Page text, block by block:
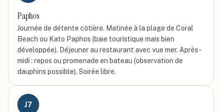
Paphos
Journée de détente côtière. Matinée à la plage de Coral
Beach ou Kato Paphos (baie touristique mais bien
développée). Déjeuner au restaurant avec vue mer. Après-
midi : repos ou promenade en bateau (observation de
dauphins possible). Soirée libre.
J7